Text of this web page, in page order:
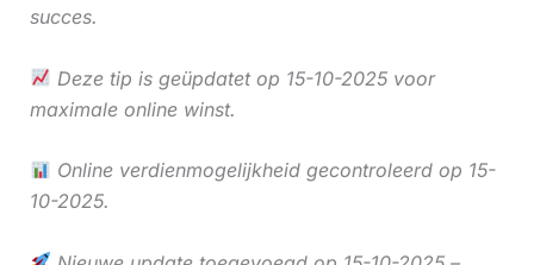
succes.
Deze tip is geüpdatet op 15-10-2025 voor
maximale online winst.
Online verdienmogelijkheid gecontroleerd op 15-
10-2025.